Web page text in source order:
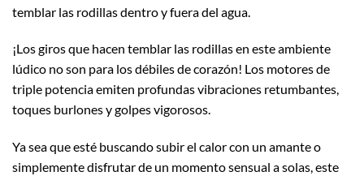
temblar las rodillas dentro y fuera del agua.
¡Los giros que hacen temblar las rodillas en este ambiente
lúdico no son para los débiles de corazón! Los motores de
triple potencia emiten profundas vibraciones retumbantes,
toques burlones y golpes vigorosos.
Ya sea que esté buscando subir el calor con un amante o
simplemente disfrutar de un momento sensual a solas, este